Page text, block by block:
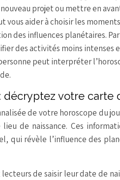
projet ou mettre en
vous aider à choisir les
des influences planétaires.
des activités moins intenses
peut interpréter
décryptez votre carte
de votre horoscope du
de naissance. Ces
qui révèle l’influence des
de saisir leur date de